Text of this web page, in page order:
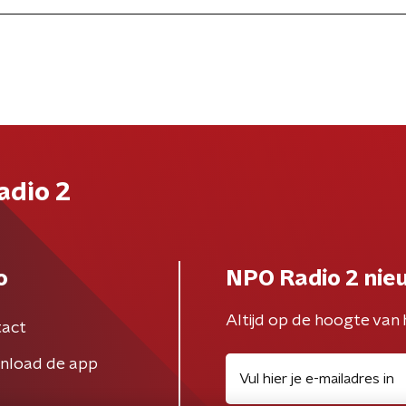
2
de app
NPO Radio 2
Altijd op de hoogte van